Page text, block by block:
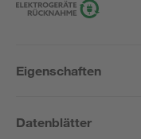
Eigenschaften
Datenblätter